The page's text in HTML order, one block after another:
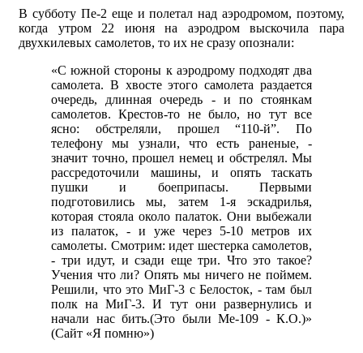
В субботу Пе-2 еще и полетал над аэродромом, поэтому,
когда утром 22 июня на аэродром выскочила пара
двухкилевых самолетов, то их не сразу опознали:
«С южной стороны к аэродрому подходят два
самолета. В хвосте этого самолета раздается
очередь, длинная очередь - и по стоянкам
самолетов. Крестов-то не было, но тут все
ясно: обстреляли, прошел “110-й”. По
телефону мы узнали, что есть раненые, -
значит точно, прошел немец и обстрелял. Мы
рассредоточили машины, и опять таскать
пушки и боеприпасы. Первыми
подготовились мы, затем 1-я эскадрилья,
которая стояла около палаток. Они выбежали
из палаток, - и уже через 5-10 метров их
самолеты. Смотрим: идет шестерка самолетов,
- три идут, и сзади еще три. Что это такое?
Учения что ли? Опять мы ничего не поймем.
Решили, что это МиГ-3 с Белосток, - там был
полк на МиГ-3. И тут они развернулись и
начали нас бить.(Это были Ме-109 - К.О.)»
(Сайт «Я помню»)